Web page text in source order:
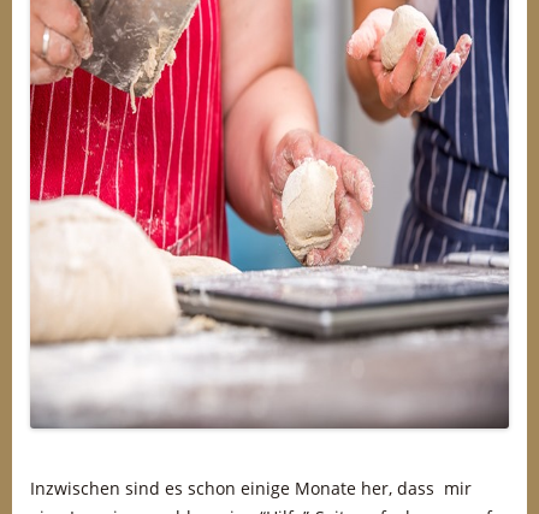
Inzwischen sind es schon einige Monate her, dass mir